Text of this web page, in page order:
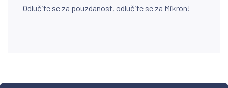
Odlučite se za pouzdanost, odlučite se za Mikron!